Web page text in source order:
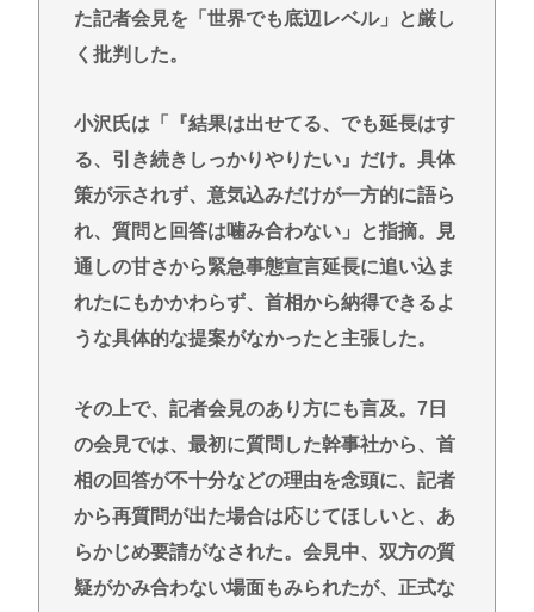
害者の8割がだまされた認識なし」
【命題】ZZガンダムをリメイクで大ヒットさせた
【緊急】少子化の原因、判明するwww
誰でもできる仕事してるやつって死にたくならん
の？
なして君ら「テスラ」買わないの？モデル3なら300
万程度で買える.コスパ最強車がここにあるのに
Powered by livedoor 相互RSS
た記者会見を「世界でも底辺レベル」と厳し
く批判した。
小沢氏は「『結果は出せてる、でも延長はす
る、引き続きしっかりやりたい』だけ。具体
策が示されず、意気込みだけが一方的に語ら
れ、質問と回答は噛み合わない」と指摘。見
通しの甘さから緊急事態宣言延長に追い込ま
れたにもかかわらず、首相から納得できるよ
うな具体的な提案がなかったと主張した。
その上で、記者会見のあり方にも言及。7日
の会見では、最初に質問した幹事社から、首
相の回答が不十分などの理由を念頭に、記者
から再質問が出た場合は応じてほしいと、あ
らかじめ要請がなされた。会見中、双方の質
疑がかみ合わない場面もみられたが、正式な